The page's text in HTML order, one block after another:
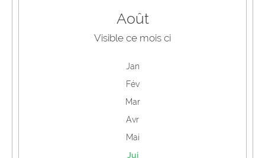
Août
Visible ce mois ci
Jan
Fév
Mar
Avr
Mai
Jui